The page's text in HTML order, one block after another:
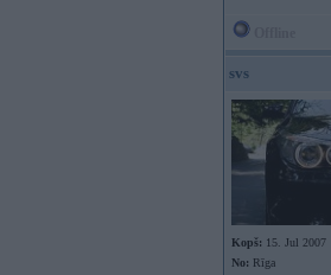
svs
Kopš: 15. Jul 2007
No: Rīga